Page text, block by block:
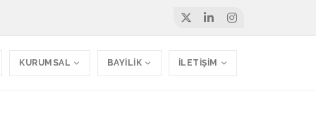
KURUMSAL BAYİLİK İLETİŞİM